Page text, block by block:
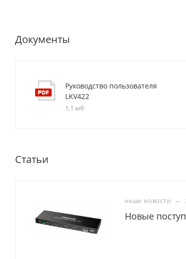
Документы
Руководство пользователя
LKV422
1,1 мб
Статьи
НАШИ НОВОСТИ —
Новые